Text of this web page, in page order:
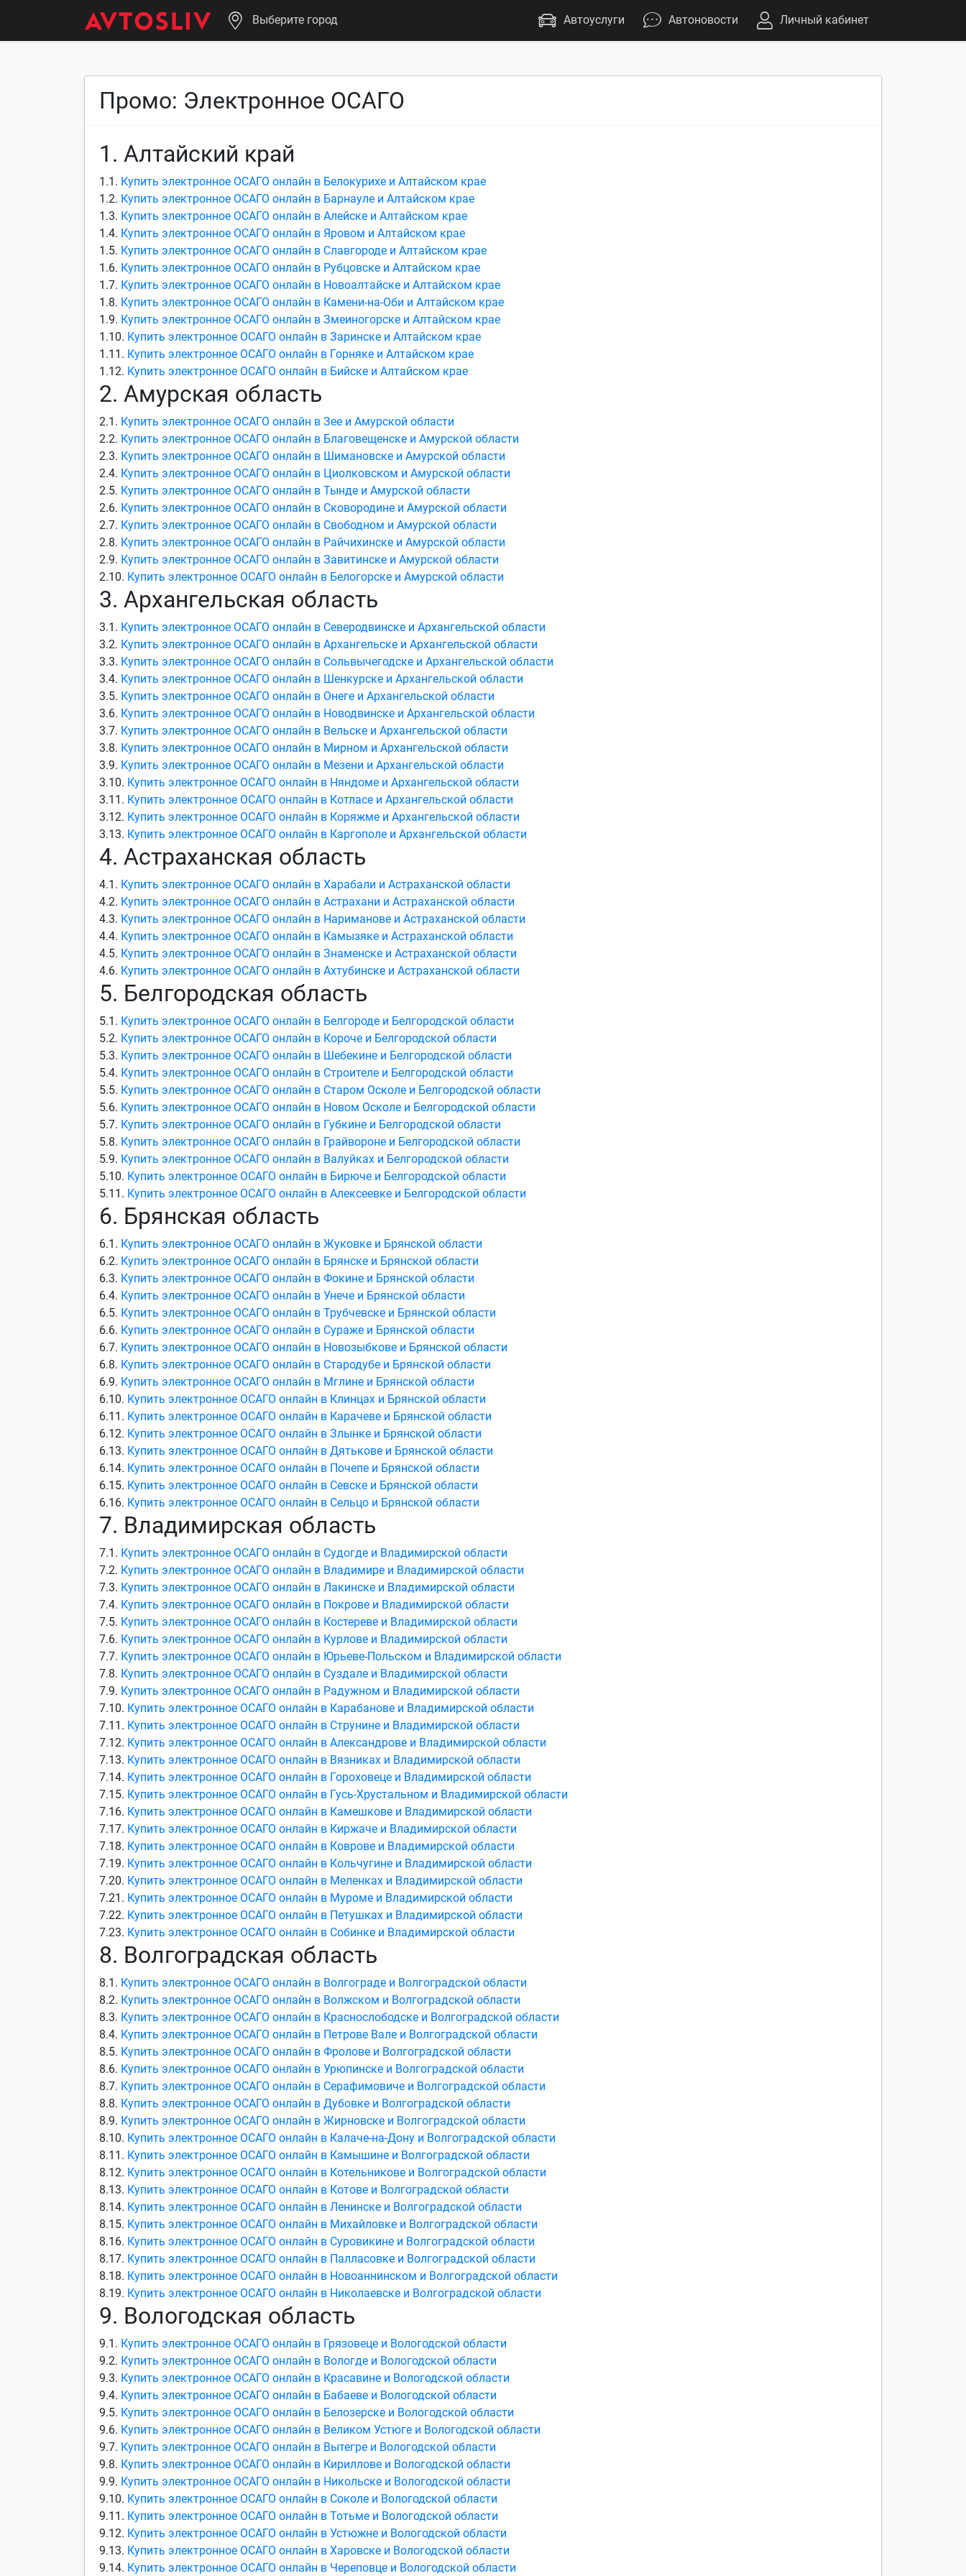
Выберите город Автоуслуги Автоновости Личный кабинет
Промо: Электронное ОСАГО
1. Алтайский край
1.1. Купить электронное ОСАГО онлайн в Белокурихе и Алтайском крае
1.2. Купить электронное ОСАГО онлайн в Барнауле и Алтайском крае
1.3. Купить электронное ОСАГО онлайн в Алейске и Алтайском крае
1.4. Купить электронное ОСАГО онлайн в Яровом и Алтайском крае
1.5. Купить электронное ОСАГО онлайн в Славгороде и Алтайском крае
1.6. Купить электронное ОСАГО онлайн в Рубцовске и Алтайском крае
1.7. Купить электронное ОСАГО онлайн в Новоалтайске и Алтайском крае
1.8. Купить электронное ОСАГО онлайн в Камени-на-Оби и Алтайском крае
1.9. Купить электронное ОСАГО онлайн в Змеиногорске и Алтайском крае
1.10. Купить электронное ОСАГО онлайн в Заринске и Алтайском крае
1.11. Купить электронное ОСАГО онлайн в Горняке и Алтайском крае
1.12. Купить электронное ОСАГО онлайн в Бийске и Алтайском крае
2. Амурская область
2.1. Купить электронное ОСАГО онлайн в Зее и Амурской области
2.2. Купить электронное ОСАГО онлайн в Благовещенске и Амурской области
2.3. Купить электронное ОСАГО онлайн в Шимановске и Амурской области
2.4. Купить электронное ОСАГО онлайн в Циолковском и Амурской области
2.5. Купить электронное ОСАГО онлайн в Тынде и Амурской области
2.6. Купить электронное ОСАГО онлайн в Сковородине и Амурской области
2.7. Купить электронное ОСАГО онлайн в Свободном и Амурской области
2.8. Купить электронное ОСАГО онлайн в Райчихинске и Амурской области
2.9. Купить электронное ОСАГО онлайн в Завитинске и Амурской области
2.10. Купить электронное ОСАГО онлайн в Белогорске и Амурской области
3. Архангельская область
3.1. Купить электронное ОСАГО онлайн в Северодвинске и Архангельской области
3.2. Купить электронное ОСАГО онлайн в Архангельске и Архангельской области
3.3. Купить электронное ОСАГО онлайн в Сольвычегодске и Архангельской области
3.4. Купить электронное ОСАГО онлайн в Шенкурске и Архангельской области
3.5. Купить электронное ОСАГО онлайн в Онеге и Архангельской области
3.6. Купить электронное ОСАГО онлайн в Новодвинске и Архангельской области
3.7. Купить электронное ОСАГО онлайн в Вельске и Архангельской области
3.8. Купить электронное ОСАГО онлайн в Мирном и Архангельской области
3.9. Купить электронное ОСАГО онлайн в Мезени и Архангельской области
3.10. Купить электронное ОСАГО онлайн в Няндоме и Архангельской области
3.11. Купить электронное ОСАГО онлайн в Котласе и Архангельской области
3.12. Купить электронное ОСАГО онлайн в Коряжме и Архангельской области
3.13. Купить электронное ОСАГО онлайн в Каргополе и Архангельской области
4. Астраханская область
4.1. Купить электронное ОСАГО онлайн в Харабали и Астраханской области
4.2. Купить электронное ОСАГО онлайн в Астрахани и Астраханской области
4.3. Купить электронное ОСАГО онлайн в Нариманове и Астраханской области
4.4. Купить электронное ОСАГО онлайн в Камызяке и Астраханской области
4.5. Купить электронное ОСАГО онлайн в Знаменске и Астраханской области
4.6. Купить электронное ОСАГО онлайн в Ахтубинске и Астраханской области
5. Белгородская область
5.1. Купить электронное ОСАГО онлайн в Белгороде и Белгородской области
5.2. Купить электронное ОСАГО онлайн в Короче и Белгородской области
5.3. Купить электронное ОСАГО онлайн в Шебекине и Белгородской области
5.4. Купить электронное ОСАГО онлайн в Строителе и Белгородской области
5.5. Купить электронное ОСАГО онлайн в Старом Осколе и Белгородской области
5.6. Купить электронное ОСАГО онлайн в Новом Осколе и Белгородской области
5.7. Купить электронное ОСАГО онлайн в Губкине и Белгородской области
5.8. Купить электронное ОСАГО онлайн в Грайвороне и Белгородской области
5.9. Купить электронное ОСАГО онлайн в Валуйках и Белгородской области
5.10. Купить электронное ОСАГО онлайн в Бирюче и Белгородской области
5.11. Купить электронное ОСАГО онлайн в Алексеевке и Белгородской области
6. Брянская область
6.1. Купить электронное ОСАГО онлайн в Жуковке и Брянской области
6.2. Купить электронное ОСАГО онлайн в Брянске и Брянской области
6.3. Купить электронное ОСАГО онлайн в Фокине и Брянской области
6.4. Купить электронное ОСАГО онлайн в Унече и Брянской области
6.5. Купить электронное ОСАГО онлайн в Трубчевске и Брянской области
6.6. Купить электронное ОСАГО онлайн в Сураже и Брянской области
6.7. Купить электронное ОСАГО онлайн в Новозыбкове и Брянской области
6.8. Купить электронное ОСАГО онлайн в Стародубе и Брянской области
6.9. Купить электронное ОСАГО онлайн в Мглине и Брянской области
6.10. Купить электронное ОСАГО онлайн в Клинцах и Брянской области
6.11. Купить электронное ОСАГО онлайн в Карачеве и Брянской области
6.12. Купить электронное ОСАГО онлайн в Злынке и Брянской области
6.13. Купить электронное ОСАГО онлайн в Дятькове и Брянской области
6.14. Купить электронное ОСАГО онлайн в Почепе и Брянской области
6.15. Купить электронное ОСАГО онлайн в Севске и Брянской области
6.16. Купить электронное ОСАГО онлайн в Сельцо и Брянской области
7. Владимирская область
7.1. Купить электронное ОСАГО онлайн в Судогде и Владимирской области
7.2. Купить электронное ОСАГО онлайн в Владимире и Владимирской области
7.3. Купить электронное ОСАГО онлайн в Лакинске и Владимирской области
7.4. Купить электронное ОСАГО онлайн в Покрове и Владимирской области
7.5. Купить электронное ОСАГО онлайн в Костереве и Владимирской области
7.6. Купить электронное ОСАГО онлайн в Курлове и Владимирской области
7.7. Купить электронное ОСАГО онлайн в Юрьеве-Польском и Владимирской области
7.8. Купить электронное ОСАГО онлайн в Суздале и Владимирской области
7.9. Купить электронное ОСАГО онлайн в Радужном и Владимирской области
7.10. Купить электронное ОСАГО онлайн в Карабанове и Владимирской области
7.11. Купить электронное ОСАГО онлайн в Струнине и Владимирской области
7.12. Купить электронное ОСАГО онлайн в Александрове и Владимирской области
7.13. Купить электронное ОСАГО онлайн в Вязниках и Владимирской области
7.14. Купить электронное ОСАГО онлайн в Гороховеце и Владимирской области
7.15. Купить электронное ОСАГО онлайн в Гусь-Хрустальном и Владимирской области
7.16. Купить электронное ОСАГО онлайн в Камешкове и Владимирской области
7.17. Купить электронное ОСАГО онлайн в Киржаче и Владимирской области
7.18. Купить электронное ОСАГО онлайн в Коврове и Владимирской области
7.19. Купить электронное ОСАГО онлайн в Кольчугине и Владимирской области
7.20. Купить электронное ОСАГО онлайн в Меленках и Владимирской области
7.21. Купить электронное ОСАГО онлайн в Муроме и Владимирской области
7.22. Купить электронное ОСАГО онлайн в Петушках и Владимирской области
7.23. Купить электронное ОСАГО онлайн в Собинке и Владимирской области
8. Волгоградская область
8.1. Купить электронное ОСАГО онлайн в Волгограде и Волгоградской области
8.2. Купить электронное ОСАГО онлайн в Волжском и Волгоградской области
8.3. Купить электронное ОСАГО онлайн в Краснослободске и Волгоградской области
8.4. Купить электронное ОСАГО онлайн в Петрове Вале и Волгоградской области
8.5. Купить электронное ОСАГО онлайн в Фролове и Волгоградской области
8.6. Купить электронное ОСАГО онлайн в Урюпинске и Волгоградской области
8.7. Купить электронное ОСАГО онлайн в Серафимовиче и Волгоградской области
8.8. Купить электронное ОСАГО онлайн в Дубовке и Волгоградской области
8.9. Купить электронное ОСАГО онлайн в Жирновске и Волгоградской области
8.10. Купить электронное ОСАГО онлайн в Калаче-на-Дону и Волгоградской области
8.11. Купить электронное ОСАГО онлайн в Камышине и Волгоградской области
8.12. Купить электронное ОСАГО онлайн в Котельникове и Волгоградской области
8.13. Купить электронное ОСАГО онлайн в Котове и Волгоградской области
8.14. Купить электронное ОСАГО онлайн в Ленинске и Волгоградской области
8.15. Купить электронное ОСАГО онлайн в Михайловке и Волгоградской области
8.16. Купить электронное ОСАГО онлайн в Суровикине и Волгоградской области
8.17. Купить электронное ОСАГО онлайн в Палласовке и Волгоградской области
8.18. Купить электронное ОСАГО онлайн в Новоаннинском и Волгоградской области
8.19. Купить электронное ОСАГО онлайн в Николаевске и Волгоградской области
9. Вологодская область
9.1. Купить электронное ОСАГО онлайн в Грязовеце и Вологодской области
9.2. Купить электронное ОСАГО онлайн в Вологде и Вологодской области
9.3. Купить электронное ОСАГО онлайн в Красавине и Вологодской области
9.4. Купить электронное ОСАГО онлайн в Бабаеве и Вологодской области
9.5. Купить электронное ОСАГО онлайн в Белозерске и Вологодской области
9.6. Купить электронное ОСАГО онлайн в Великом Устюге и Вологодской области
9.7. Купить электронное ОСАГО онлайн в Вытегре и Вологодской области
9.8. Купить электронное ОСАГО онлайн в Кириллове и Вологодской области
9.9. Купить электронное ОСАГО онлайн в Никольске и Вологодской области
9.10. Купить электронное ОСАГО онлайн в Соколе и Вологодской области
9.11. Купить электронное ОСАГО онлайн в Тотьме и Вологодской области
9.12. Купить электронное ОСАГО онлайн в Устюжне и Вологодской области
9.13. Купить электронное ОСАГО онлайн в Харовске и Вологодской области
9.14. Купить электронное ОСАГО онлайн в Череповце и Вологодской области